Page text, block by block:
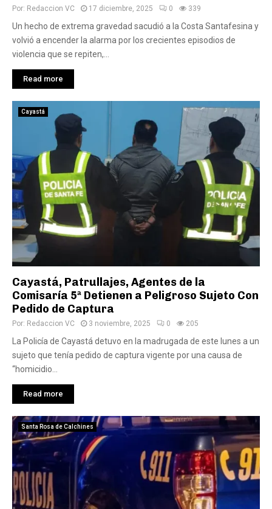
Por: Redaccion VC 17 diciembre, 2025 0 339
Un hecho de extrema gravedad sacudió a la Costa Santafesina y
volvió a encender la alarma por los crecientes episodios de
violencia que se repiten,...
Read more
Cayastá
Cayastá, Patrullajes, Agentes de la
Comisaría 5ª Detienen a Peligroso Sujeto Con
Pedido de Captura
Por: Redaccion VC 3 noviembre, 2025 0 205
La Policía de Cayastá detuvo en la madrugada de este lunes a un
sujeto que tenía pedido de captura vigente por una causa de
“homicidio...
Read more
Santa Rosa de Calchines